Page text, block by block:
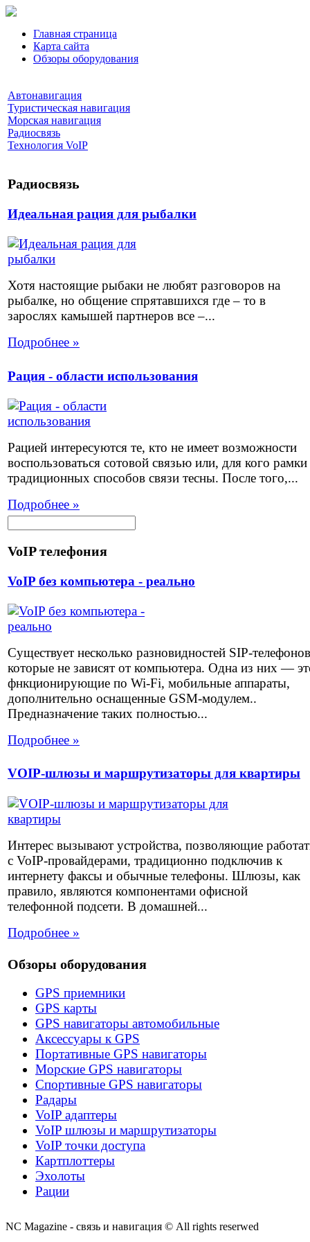
Главная страница
Карта сайта
Обзоры оборудования
Автонавигация
Туристическая навигация
Морская навигация
Радиосвязь
Технология VoIP
Радиосвязь
Идеальная рация для рыбалки
Хотя настоящие рыбаки не любят разговоров на
рыбалке, но общение спрятавшихся где – то в
зарослях камышей партнеров все –...
Подробнее »
Рация - области использования
Рацией интересуются те, кто не имеет возможности
воспользоваться сотовой связью или, для кого рамки
традиционных способов связи тесны. После того,...
Подробнее »
VoIP телефония
VoIP без компьютера - реально
Существует несколько разновидностей SIP-телефонов
которые не зависят от компьютера. Одна из них —
фнкционирующие по Wi-Fi, мобильные аппараты,
дополнительно оснащенные GSM-модулем..
Предназначение таких полностью...
Подробнее »
VOIP-шлюзы и маршрутизаторы для квартиры
Интерес вызывают устройства, позволяющие
с VoIP-провайдерами, традиционно подключив к
интернету факсы и обычные телефоны. Шлюзы, как
правило, являются компонентами офисной
телефонной подсети. В домашней...
Подробнее »
Обзоры оборудования
GPS приемники
GPS карты
GPS навигаторы автомобильные
Аксессуары к GPS
Портативные GPS навигаторы
Морские GPS навигаторы
Спортивные GPS навигаторы
Радары
VoIP адаптеры
VoIP шлюзы и маршрутизаторы
VoIP точки доступа
Картплоттеры
Эхолоты
Рации
NC Magazine - связь и навигация © All rights reserwed